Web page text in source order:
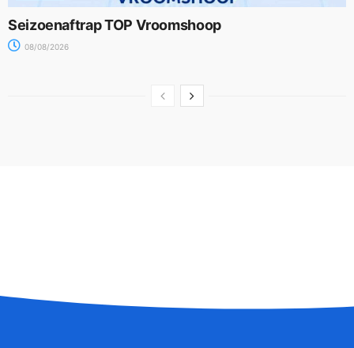
Seizoenaftrap TOP Vroomshoop
08/08/2026